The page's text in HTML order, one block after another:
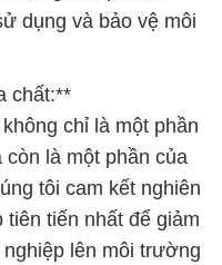
dụng và bảo vệ môi
chất:**
chỉ là một phần
là một phần của
tôi cam kết nghiên
tiến nhất để giảm
lên môi trường